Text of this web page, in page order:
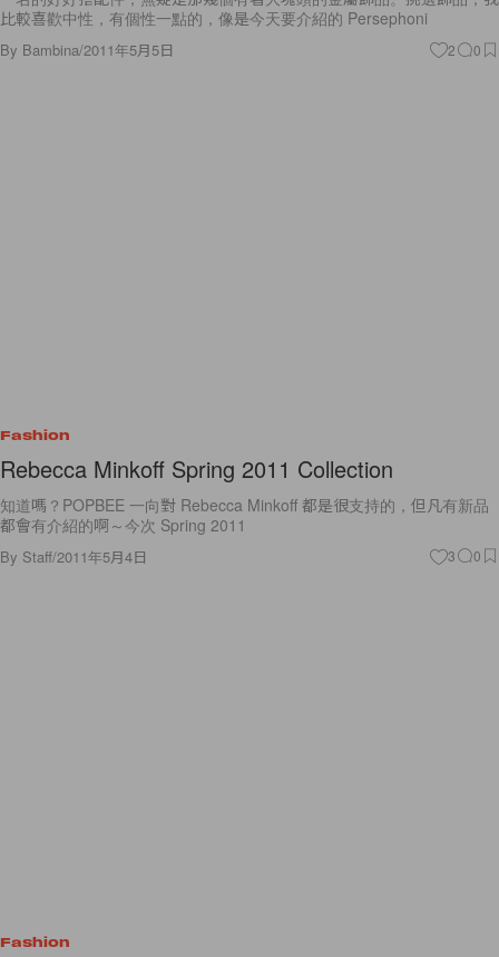
比較喜歡中性，有個性一點的，像是今天要介紹的 Persephoni
By Bambina/2011年5月5日 2 0
Fashion
Rebecca Minkoff Spring 2011 Collection
知道嗎？POPBEE 一向對 Rebecca Minkoff 都是很支持的，但凡有新品
都會有介紹的啊～今次 Spring 2011
By Staff/2011年5月4日 3 0
Fashion